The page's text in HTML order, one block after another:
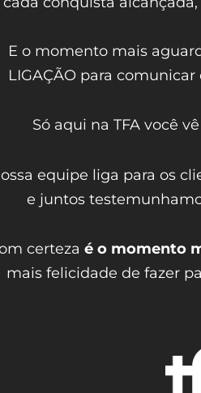
E o momento mais
LIGAÇÃO para
Só aqui na TFA você
equipe liga para os
e juntos
certeza é o momento
mais felicidade de fazer